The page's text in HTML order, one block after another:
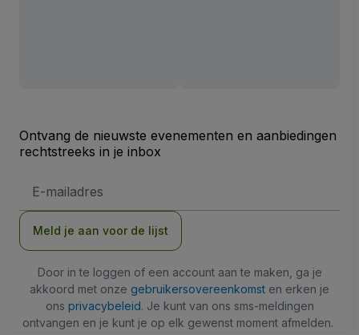
Ontvang de nieuwste evenementen en aanbiedingen
rechtstreeks in je inbox
mailadres
Meld je aan voor de lijst
Door in te loggen of een account aan te maken, ga je
akkoord met onze gebruikersovereenkomst en erken je
ons privacybeleid. Je kunt van ons sms-meldingen
ontvangen en je kunt je op elk gewenst moment afmelden.